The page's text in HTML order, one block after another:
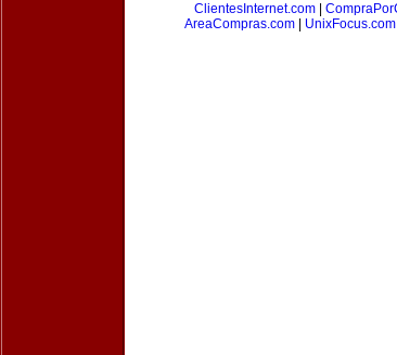
ClientesInternet.com
AreaCompras.com
UnixFocus.com